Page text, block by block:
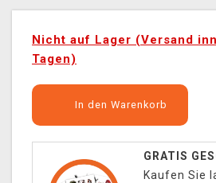
Nicht auf Lager (Versand
Tagen)
In den Warenkorb
GRATIS
Kaufen Sie